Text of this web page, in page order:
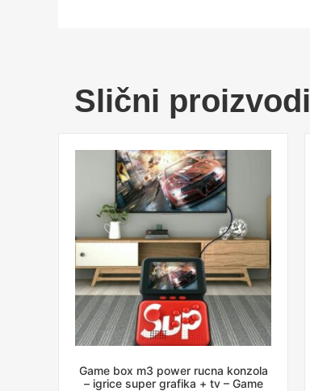
Slični proizvodi
Game box m3 power rucna konzola
– igrice super grafika + tv – Game